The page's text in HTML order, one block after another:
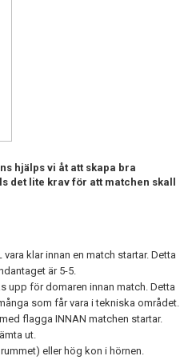
hjälps vi åt att skapa bra
det lite krav för att matchen skall
klar innan en match startar. Detta
är 5-5.
upp för domaren innan match. Detta
som får vara i tekniska området.
flagga INNAN matchen startar.
ut.
eller hög kon i hörnen.